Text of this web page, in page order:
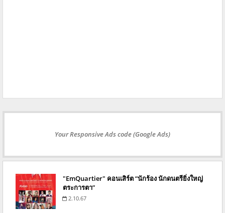
Your Responsive Ads code (Google Ads)
"EmQuartier" คอนเสิร์ต “นักร้อง นักดนตรียิ่งใหญ่
ตระการตา”
2.10.67